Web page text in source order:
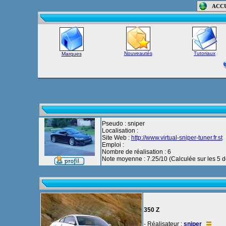
Marques Nouveautés Tutoriaux
Pseudo : sniper
Localisation :
Site Web : http://www.virtual-sniper-tuner.fr.st
Emploi :
Nombre de réalisation : 6
Note moyenne : 7.25/10 (Calculée sur les 5
350 Z
- Réalisateur : sniper